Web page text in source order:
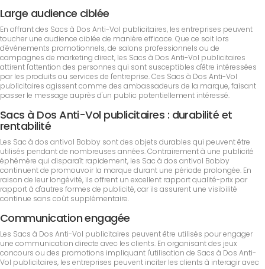
Large audience ciblée
En offrant des Sacs à Dos Anti-Vol publicitaires, les entreprises peuvent
toucher une audience ciblée de manière efficace. Que ce soit lors
d'événements promotionnels, de salons professionnels ou de
campagnes de marketing direct, les Sacs à Dos Anti-Vol publicitaires
attirent l'attention des personnes qui sont susceptibles d'être intéressées
par les produits ou services de l'entreprise. Ces Sacs à Dos Anti-Vol
publicitaires agissent comme des ambassadeurs de la marque, faisant
passer le message auprès d'un public potentiellement intéressé.
Sacs à Dos Anti-Vol publicitaires : durabilité et
rentabilité
Les Sac à dos antivol Bobby sont des objets durables qui peuvent être
utilisés pendant de nombreuses années. Contrairement à une publicité
éphémère qui disparaît rapidement, les Sac à dos antivol Bobby
continuent de promouvoir la marque durant une période prolongée. En
raison de leur longévité, ils offrent un excellent rapport qualité-prix par
rapport à d'autres formes de publicité, car ils assurent une visibilité
continue sans coût supplémentaire.
Communication engagée
Les Sacs à Dos Anti-Vol publicitaires peuvent être utilisés pour engager
une communication directe avec les clients. En organisant des jeux
concours ou des promotions impliquant l'utilisation de Sacs à Dos Anti-
Vol publicitaires, les entreprises peuvent inciter les clients à interagir avec